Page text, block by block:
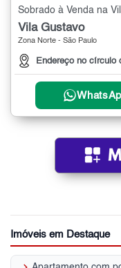
Sobrado à Venda na
Vila Gustavo
Zona Norte - São Paulo
Endereço no círculo
Imóveis em Destaque